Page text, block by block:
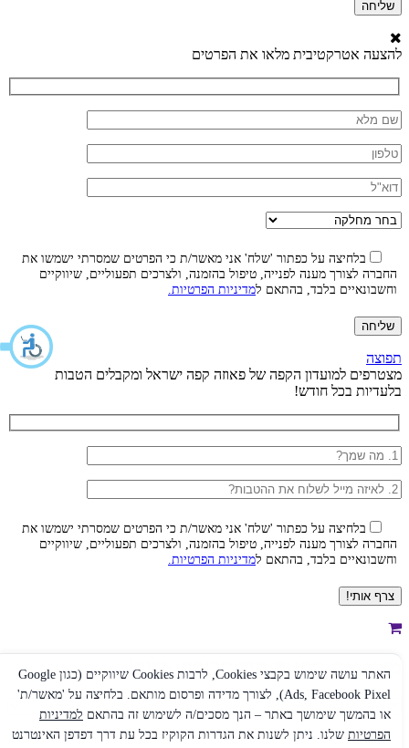
להצעה אטרקטיבית מלאו את הפרטים
בלחיצה על כפתור 'שלח' אני מאשר/ת כי הפרטים שמסרתי ישמשו את
החברה לצורך מענה לפנייה, טיפול בהזמנה, ולצרכים תפעוליים, שיווקיים
וחשבונאיים בלבד, בהתאם למדיניות הפרטיות.
תפוצה
מצטרפים למועדון הקפה של פאוזה קפה ישראל ומקבלים הטבות
בלעדיות בכל חודש!
בלחיצה על כפתור 'שלח' אני מאשר/ת כי הפרטים שמסרתי ישמשו את
החברה לצורך מענה לפנייה, טיפול בהזמנה, ולצרכים תפעוליים, שיווקיים
וחשבונאיים בלבד, בהתאם למדיניות הפרטיות.
האתר עושה שימוש בקבצי Cookies, לרבות Cookies שיווקיים (כגון Google
Ads, Facebook Pixel), לצורך מדידה ופרסום מותאם. בלחיצה על 'מאשר/ת'
או בהמשך שימושך באתר – הנך מסכים/ה לשימוש זה בהתאם למדיניות
הפרטיות שלנו. ניתן לשנות את הגדרות הקוקיז בכל עת דרך דפדפן האינטרנט
מצא את החנות הכי קרובה אליך!
קליק לתוצאות באיזור שלך